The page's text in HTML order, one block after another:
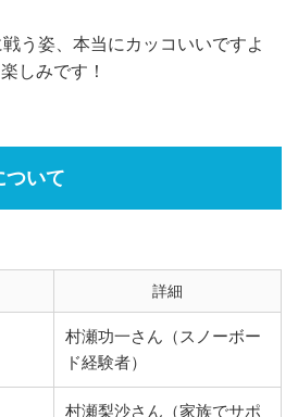
う姿、本当にカッコいいですよ
しみです！
ついて
詳細
村瀬功一さん（スノーボー
ド経験者）
村瀬梨沙さん（家族でサポ